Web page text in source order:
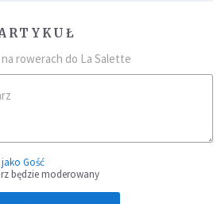
rowerach do La Salette
Gość
będzie moderowany